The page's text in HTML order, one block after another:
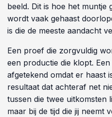
beeld. Dit is hoe het muntje
wordt vaak gehaast
is die de meeste aandacht
Een proef die zorgvuldig
een productie die klopt.
afgetekend omdat er haast
resultaat dat achteraf net
tussen die twee uitkomsten
maar bij de tijd die jij neemt